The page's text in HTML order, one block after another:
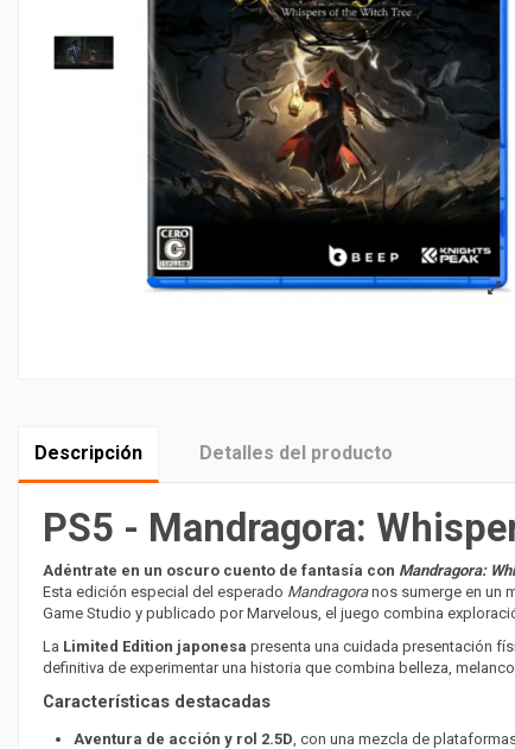
Descripción Detalles del producto
ChatGPT Plus
PS5 - Mandragora:
Adéntrate en un oscuro cuento de fantasía con Mandragora:
Esta edición especial del esperado Mandragoranos sumerge en un
Game Studio y publicado por Marvelous, el juego combina
La Limited Edition japonesa presenta una cuidada presentación
definitiva de experimentar una historia que combina belleza,
Características destacadas
Aventura de acción y rol 2.5D , con una mezcla de